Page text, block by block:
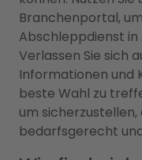
Branchenportal,
Abschleppdienst
Verlassen Sie sich
Informationen und
beste Wahl zu
um
bedarfsgerecht